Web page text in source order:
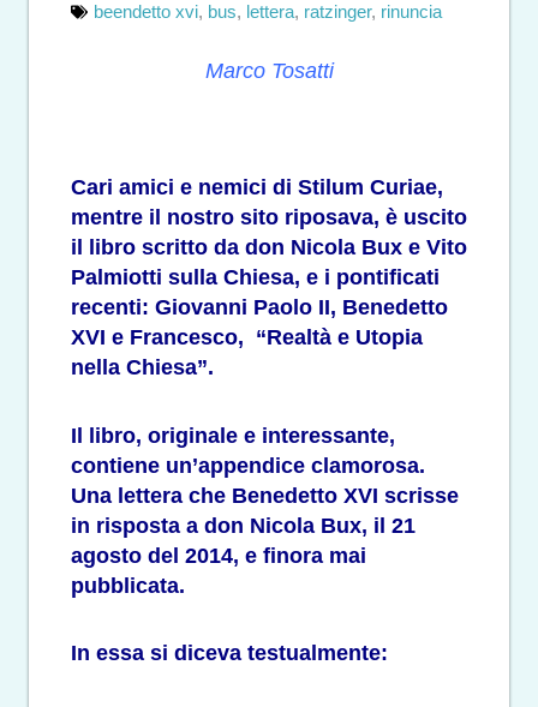
beendetto xvi, bus, lettera, ratzinger, rinuncia
Marco Tosatti
Cari amici e nemici di Stilum Curiae,
mentre il nostro sito riposava, è uscito
il libro scritto da don Nicola Bux e Vito
Palmiotti sulla Chiesa, e i pontificati
recenti: Giovanni Paolo II, Benedetto
XVI e Francesco, “Realtà e Utopia
nella Chiesa”.
Il libro, originale e interessante,
contiene un’appendice clamorosa.
Una lettera che Benedetto XVI scrisse
in risposta a don Nicola Bux, il 21
agosto del 2014, e finora mai
pubblicata.
In essa si diceva testualmente: